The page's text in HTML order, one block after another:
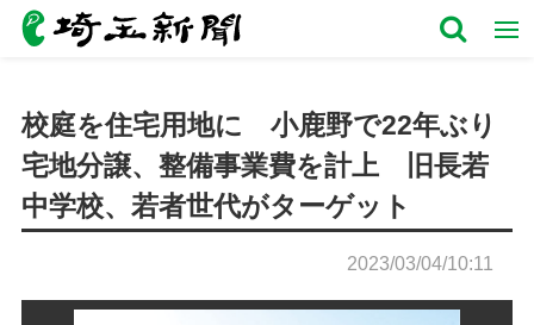
校庭を住宅用地に 小鹿野で22年ぶり
宅地分譲、整備事業費を計上 旧長若
中学校、若者世代がターゲット
2023/03/04/10:11